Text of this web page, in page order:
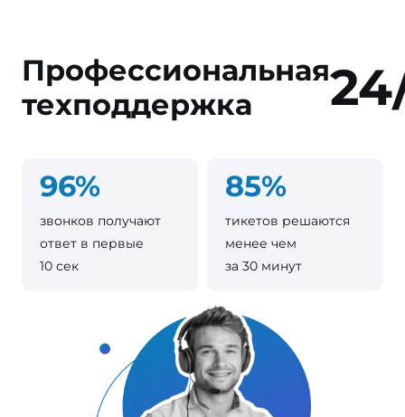
Профессиональная
техподдержка
96%
звонков получают
ответ в первые
10 сек
85%
тикетов решаются
менее чем
за 30 минут